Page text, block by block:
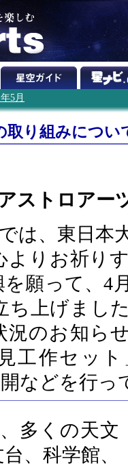
5月
取り組みについ
アストロアー
は、東日本
よりお祈り
願って、4
ち上げまし
況のお知ら
工作セッ
などを行っ
多くの天文
、科学館、